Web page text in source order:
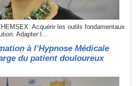
Acquérir les outils fondamentaux
Adapter l...
à l’Hypnose Médicale
du patient douloureux